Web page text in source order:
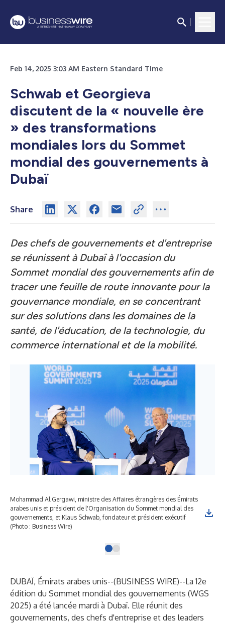
Feb 14, 2025 3:03 AM Eastern Standard Time
Schwab et Georgieva
discutent de la « nouvelle ère
» des transformations
mondiales lors du Sommet
mondial des gouvernements à
Dubaï
Share
Des chefs de gouvernements et d'entreprise
se réunissent à Dubaï à l'occasion du
Sommet mondial des gouvernements afin de
tracer une feuille de route innovante pour la
gouvernance mondiale, en se concentrant
sur des solutions dans les domaines de la
santé, de l'éducation, de la technologie, du
commerce international et de la mobilité.
Mohammad Al Gergawi, ministre des Affaires étrangères des Émirats
arabes unis et président de l'Organisation du Sommet mondial des
gouvernements, et Klaus Schwab, fondateur et président exécutif
(Photo : Business Wire)
DUBAÏ, Émirats arabes unis--(BUSINESS WIRE)--La 12e
édition du Sommet mondial des gouvernements (WGS
2025) a été lancée mardi à Dubaï. Elle réunit des
gouvernements, des chefs d'entreprise et des leaders